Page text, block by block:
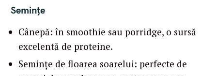
Semințe
Cânepă: în smoothie sau porridge, o sursă
excelentă de proteine.
Semințe de floarea soarelui: perfecte de